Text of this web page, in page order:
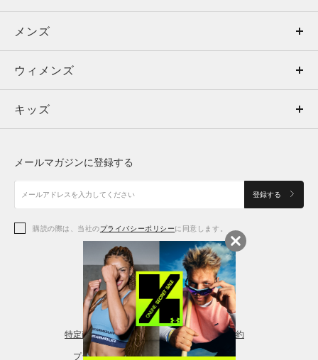
メンズ
ウィメンズ
キッズ
アクセサリー
メンズ
トップス
ボトムス
アクセサリー
ウィメンズ
トップス
シューズ
アクセサリー
レギンス＆タイツ
キッズ
シューズ
メールマガジンに登録する
登録する
購読の際は、当社のプライバシーポリシーに同意します。
特定商取引法に基づく通販の表記 会員規約
プライバシーポリシー